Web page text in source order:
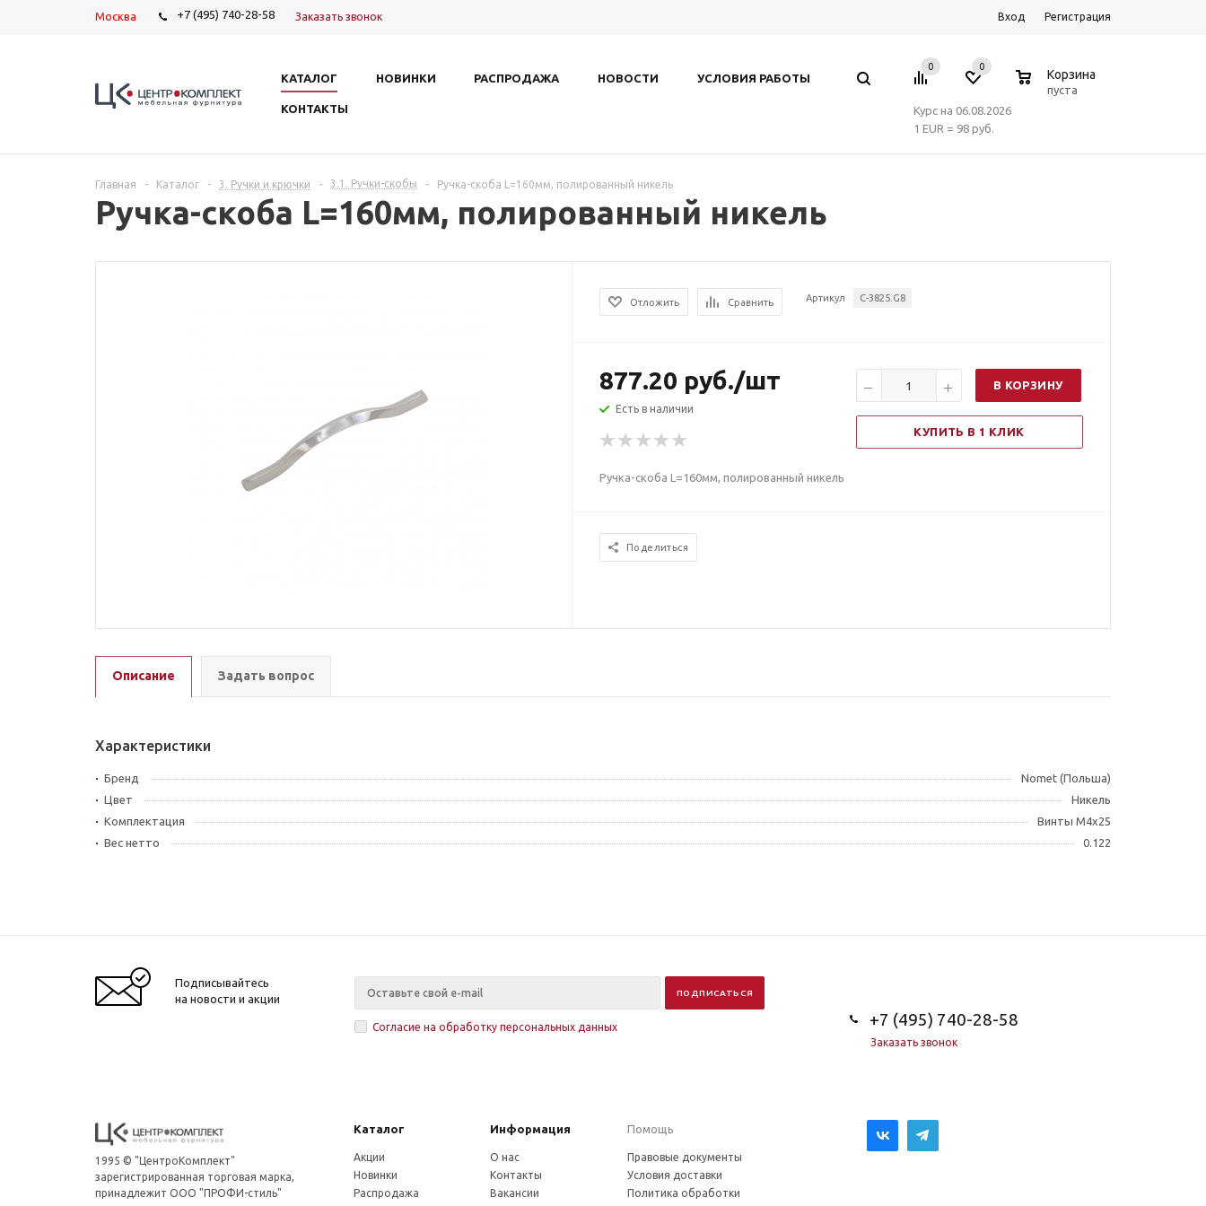
Москва +7 (495) 740-28-58 Заказать звонок Вход Регистрация
КАТАЛОГ НОВИНКИ РАСПРОДАЖА НОВОСТИ УСЛОВИЯ РАБОТЫ
КОНТАКТЫ
0 0
Корзина
пуста
Курс на 06.08.2026
1 EUR = 98 руб.
Главная - Каталог - 3. Ручки и крючки - 3.1. Ручки-скобы - Ручка-скоба L=160мм, полированный никель
Ручка-скоба L=160мм, полированный никель
Отложить Сравнить Артикул C-3825.G8
877.20 руб./шт
Есть в наличии
В КОРЗИНУ
КУПИТЬ В 1 КЛИК
Ручка-скоба L=160мм, полированный никель
Поделиться
Описание Задать вопрос
Характеристики
Бренд
Nomet (Польша)
Цвет
Никель
Комплектация
Винты M4x25
Вес нетто
0.122
Подписывайтесь
на новости и акции
Согласие на обработку персональных данных +7 (495) 740-28-58
Заказать звонок
1995 © "ЦентроКомплект"
зарегистрированная торговая марка,
принадлежит ООО "ПРОФИ-стиль"
Каталог Информация Помощь
Акции
Новинки
Распродажа
О нас
Контакты
Вакансии
Правовые документы
Условия доставки
Политика обработки